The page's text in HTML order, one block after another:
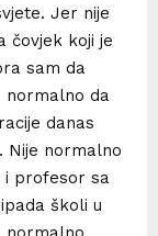
Jer nije
čovjek koji je
sam da
normalno da
danas
Nije normalno
i profesor sa
školi u